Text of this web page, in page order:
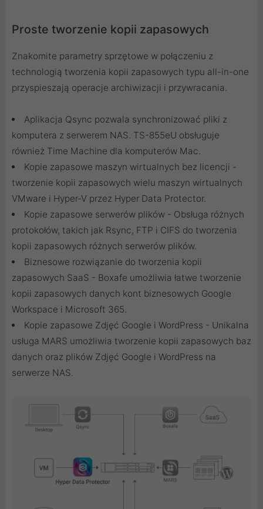
Proste tworzenie kopii zapasowych
Znakomite parametry sprzętowe w połączeniu z
technologią tworzenia kopii zapasowych typu all-in-one
przyspieszają operacje archiwizacji i przywracania.
Aplikacja Qsync pozwala synchronizować pliki z
komputera z serwerem NAS. TS-855eU obsługuje
również Time Machine dla komputerów Mac.
Kopie zapasowe maszyn wirtualnych bez licencji -
tworzenie kopii zapasowych wielu maszyn wirtualnych
VMware i Hyper-V przez Hyper Data Protector.
Kopie zapasowe serwerów plików - Obsługa różnych
protokołów, takich jak Rsync, FTP i CIFS do tworzenia
kopii zapasowych różnych serwerów plików.
Biznesowe rozwiązanie do tworzenia kopii
zapasowych SaaS - Boxafe umożliwia łatwe tworzenie
kopii zapasowych danych kont biznesowych Google
Workspace i Microsoft 365.
Kopie zapasowe Zdjęć Google i WordPress - Unikalna
usługa MARS umożliwia tworzenie kopii zapasowych baz
danych oraz plików Zdjęć Google i WordPress na
serwerze NAS.